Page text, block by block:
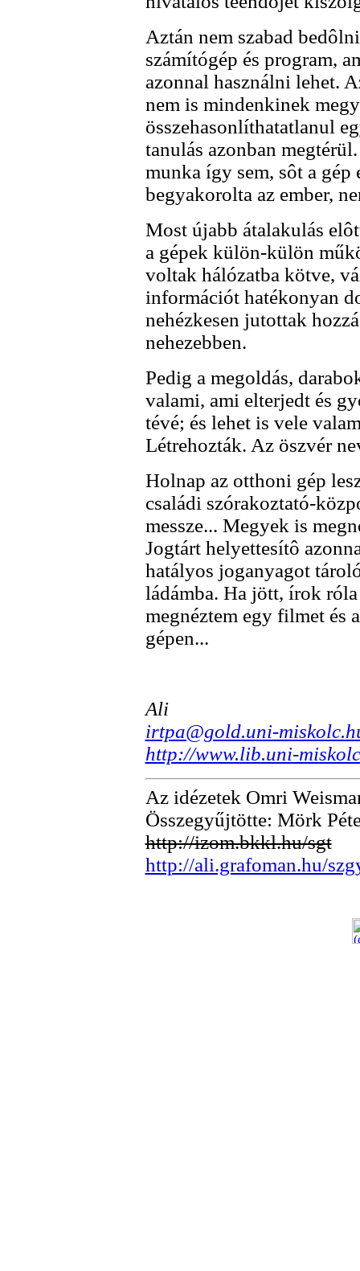
Aztán nem szabad
számítógép és program,
azonnal használni lehet.
nem is mindenkinek
összehasonlíthatatlanul
tanulás azonban
munka így sem, sôt a gép
begyakorolta az ember,
Most újabb átalakulás
a gépek külön-külön
voltak hálózatba kötve,
információt hatékonyan
nehézkesen jutottak
nehezebben.
Pedig a megoldás,
valami, ami elterjedt és
tévé; és lehet is vele
Létrehozták. Az öszvér
Holnap az otthoni gép
családi szórakoztató-
messze... Megyek is
Jogtárt helyettesítô
hatályos joganyagot
ládámba. Ha jött, írok
megnéztem egy filmet és
gépen...
Ali
irtpa@gold.uni-
http://www.lib.uni-
Az idézetek Omri
Összegyűjtötte: Mörk
http://izom.bkkl.hu/sgt
http://ali.grafoman.hu/